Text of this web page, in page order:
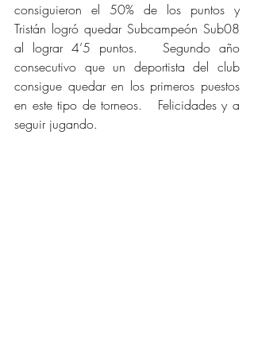
consiguieron el 50% de los puntos y
Tristán logró quedar Subcampeón Sub08
al lograr 4’5 puntos.   Segundo año
consecutivo que un deportista del club
consigue quedar en los primeros puestos
en este tipo de torneos.   Felicidades y a
seguir jugando.